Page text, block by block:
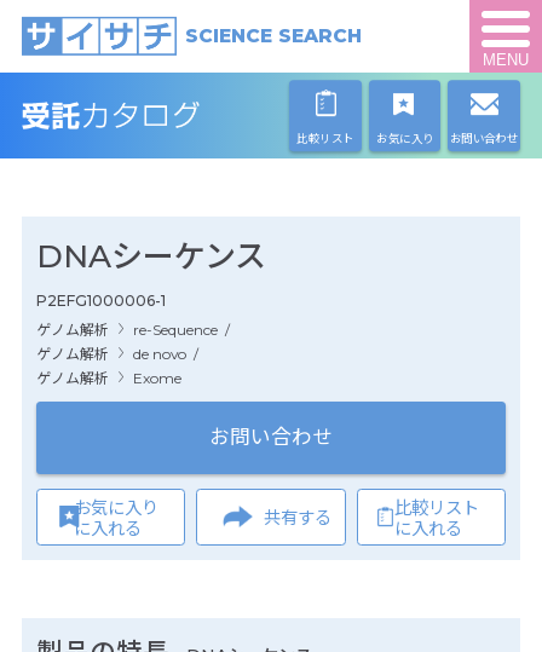
SCIENCE SEARCH
MENU
比較リスト お気に入り お問い合わせ
DNAシーケンス
P2EFG1000006-1
ゲノム解析
re-Sequence /
ゲノム解析
de novo /
ゲノム解析
Exome
お問い合わせ
お気に入り
に入れる
共有する
比較リスト
に入れる